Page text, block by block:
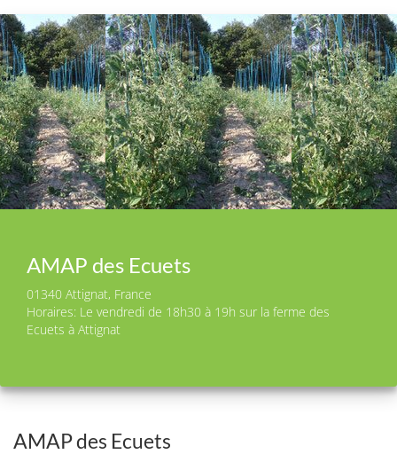
AMAP des Ecuets
01340 Attignat, France
Horaires: Le vendredi de 18h30 à 19h sur la ferme des
Ecuets à Attignat
AMAP des Ecuets